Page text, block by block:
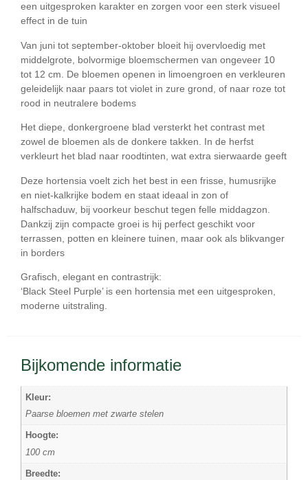
een uitgesproken karakter en zorgen voor een sterk visueel
effect in de tuin
Van juni tot september-oktober bloeit hij overvloedig met
middelgrote, bolvormige bloemschermen van ongeveer 10
tot 12 cm . De bloemen openen in limoengroen en verkleuren
geleidelijk naar paars tot violet in zure grond, of naar roze tot
rood in neutralere bodems
Het diepe, donkergroene blad versterkt het contrast met
zowel de bloemen als de donkere takken. In de herfst
verkleurt het blad naar roodtinten , wat extra sierwaarde geeft
Deze hortensia voelt zich het best in een frisse, humusrijke
en niet-kalkrijke bodem en staat ideaal in zon of
halfschaduw , bij voorkeur beschut tegen felle middagzon.
Dankzij zijn compacte groei is hij perfect geschikt voor
terrassen, potten en kleinere tuinen , maar ook als blikvanger
in borders
Grafisch, elegant en contrastrijk:
‘Black Steel Purple’ is een hortensia met een uitgesproken,
moderne uitstraling.
Bijkomende informatie
Kleur:
Paarse bloemen met zwarte stelen
Hoogte:
100 cm
Breedte: